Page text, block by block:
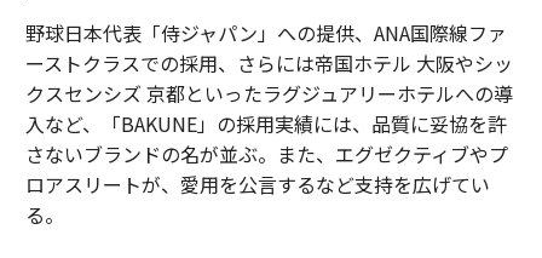
野球日本代表「侍ジャパン」への提供、ANA国際線ファ
ーストクラスでの採用、さらには帝国ホテル 大阪やシッ
クスセンシズ 京都といったラグジュアリーホテルへの導
入など、「BAKUNE」の採用実績には、品質に妥協を許
さないブランドの名が並ぶ。また、エグゼクティブやプ
ロアスリートが、愛用を公言するなど支持を広げてい
る。